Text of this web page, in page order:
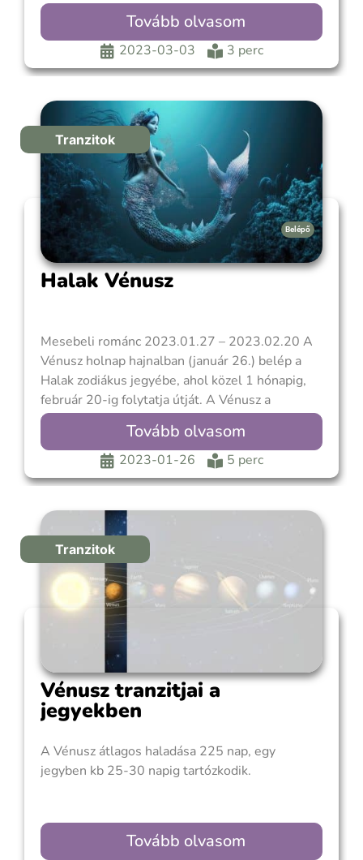
égitest, a legmélyebb lelki sebeinkre mutat rá,
melyeket születésünkkel hozunk át előző
életeinkből, hogy általa tanuljunk és fejlődjünk.
Ezeket a sebeket közvetlenül nem tudjuk
Tovább olvasom
2023-03-03 3 perc
Tranzitok
Belépő
Halak Vénusz
Mesebeli románc 2023.01.27 – 2023.02.20 A
Vénusz holnap hajnalban (január 26.) belép a
Halak zodiákus jegyébe, ahol közel 1 hónapig,
február 20-ig folytatja útját. A Vénusz a
Halakban erőben van és jól érzi magát. Kiváló
időszak könnyedén megteremteni a harmóniát
az életedben. Ha erős Halak vagy 12. házas
érdekeltségű vagy,
Tovább olvasom
2023-01-26 5 perc
Tranzitok
Vénusz tranzitjai a
jegyekben
A Vénusz átlagos haladása 225 nap, egy
jegyben kb 25-30 napig tartózkodik.
Tovább olvasom